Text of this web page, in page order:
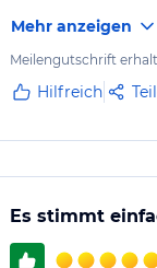
Mehr anzeigen
Meilengutschrift
Hilfreich
Es stimmt